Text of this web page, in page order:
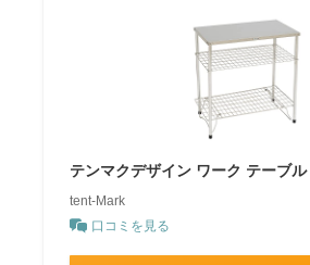
テンマクデザイン ワーク テーブル
tent-Mark
口コミを見る